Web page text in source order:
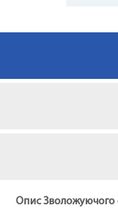
Опис Зволожуючого